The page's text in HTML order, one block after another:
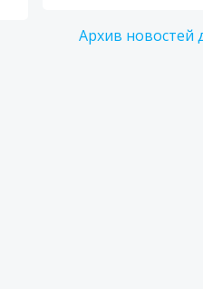
Архив новостей